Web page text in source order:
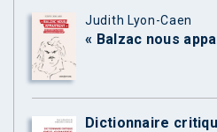
Judith Lyon-Caen
« Balzac nous
Dictionnaire